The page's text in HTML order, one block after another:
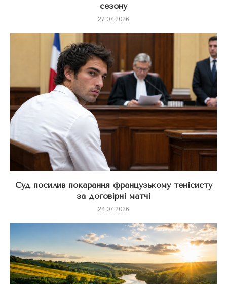
сезону
27.07.2026
Суд посилив покарання французькому тенісисту
за договірні матчі
24.07.2026